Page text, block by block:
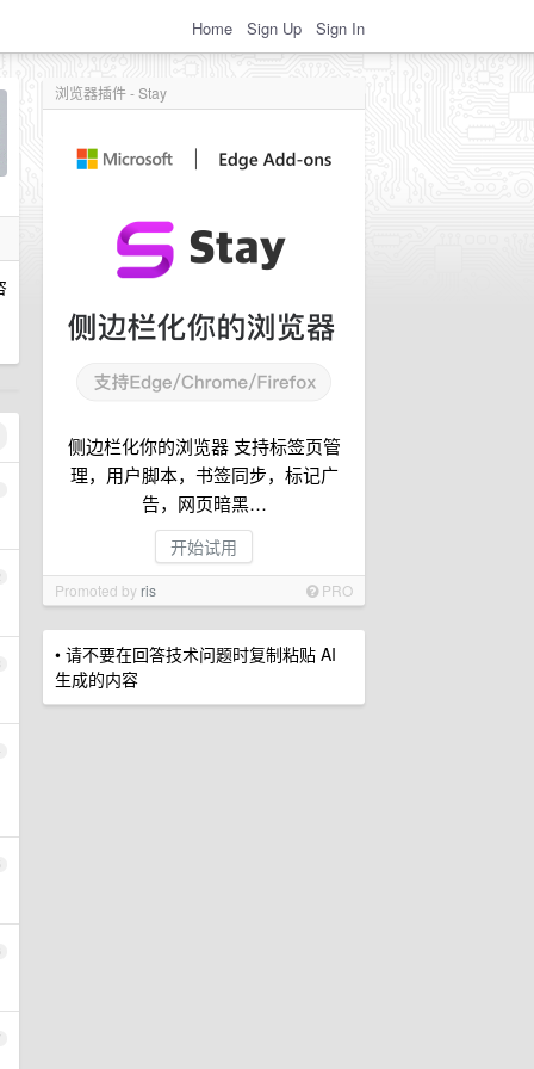
Home Sign Up Sign In
浏览器插件 - Stay
侧边栏化你的浏览器 支持标签页管
理，用户脚本，书签同步，标记广
告，网页暗黑…
开始试用
Promoted by ris PRO
• 请不要在回答技术问题时复制粘贴 AI
生成的内容